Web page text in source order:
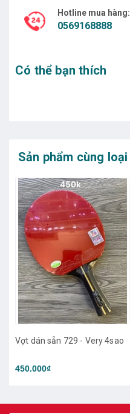
Hotline mua hàng:
0569168888
Có thể bạn thích
Sản phẩm cùng loại
Mặt DHS H3 bản chữ kí
WHANG CHUQIN
2.800.000₫